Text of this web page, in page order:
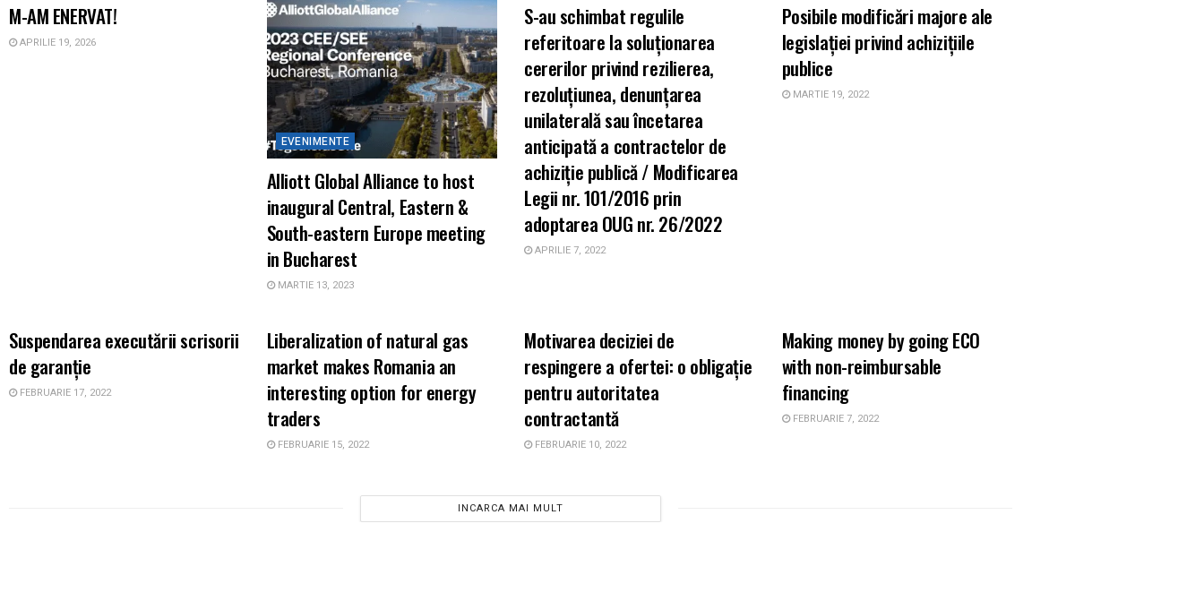
M-AM ENERVAT!
APRILIE 19, 2026
EVENIMENTE
Alliott Global Alliance to host
inaugural Central, Eastern &
South-eastern Europe meeting
in Bucharest
MARTIE 13, 2023
S-au schimbat regulile
referitoare la soluționarea
cererilor privind rezilierea,
rezoluțiunea, denunțarea
unilaterală sau încetarea
anticipată a contractelor de
achiziție publică / Modificarea
Legii nr. 101/2016 prin
adoptarea OUG nr. 26/2022
APRILIE 7, 2022
Posibile modificări majore ale
legislației privind achizițiile
publice
MARTIE 19, 2022
Suspendarea executării scrisorii
de garanție
FEBRUARIE 17, 2022
Liberalization of natural gas
market makes Romania an
interesting option for energy
traders
FEBRUARIE 15, 2022
Motivarea deciziei de
respingere a ofertei: o obligație
pentru autoritatea
contractantă
FEBRUARIE 10, 2022
Making money by going ECO
with non-reimbursable
financing
FEBRUARIE 7, 2022
INCARCA MAI MULT